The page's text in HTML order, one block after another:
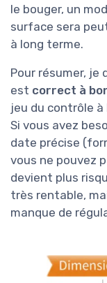
le bouger, un
surface sera
à long terme.
Pour résumer,
est correct à
jeu du contrôle
Si vous avez
date précise
vous ne pouvez
devient plus
très rentable,
manque de